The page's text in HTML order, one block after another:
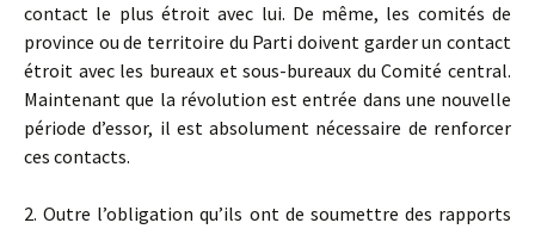
contact le plus étroit avec lui. De même, les comités de
province ou de territoire du Parti doivent garder un contact
étroit avec les bureaux et sous-bureaux du Comité central.
Maintenant que la révolution est entrée dans une nouvelle
période d’essor, il est absolument nécessaire de renforcer
ces contacts.
2. Outre l’obligation qu’ils ont de soumettre des rapports